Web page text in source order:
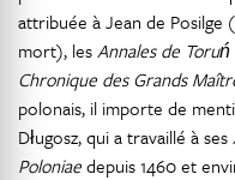
attribuée à Jean de Posilge
mort), lesAnnales de Toruń
Chronique des Grands
polonais, il importe de
Długosz, qui a travaillé à ses
Poloniaedepuis 1460 et